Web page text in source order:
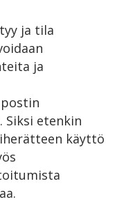
ja tila
ja
etenkin
käyttö